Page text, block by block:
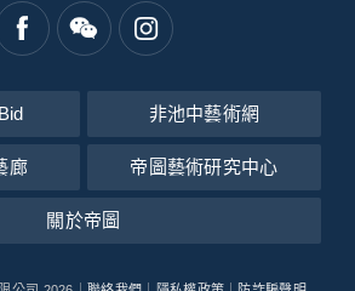
非池中藝術網
廊 帝圖藝術研究中心
關於帝圖